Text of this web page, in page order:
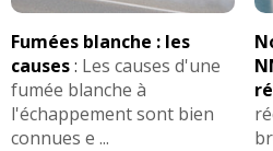
Fumées blanche : les
causes: Les causes d'une
fumée blanche à
l'échappement sont bien
connues e ...